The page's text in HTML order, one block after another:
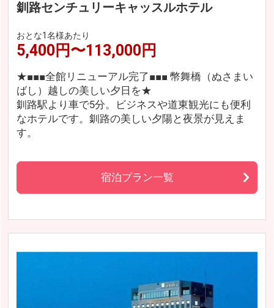
釧路センチュリーキャッスルホテル
おとな1名様あたり
5,400円〜113,000円
★■■■全館リニューアル完了■■■ 幣舞橋（ぬさまい
ばし）越しの美しい夕日を★
釧路駅より車で5分。ビジネスや道東観光にも便利
なホテルです。釧路の美しい夕陽と夜景が見えま
す。
宿泊プラン一覧